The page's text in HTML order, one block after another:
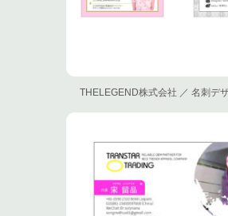
THELEGEND株式会社 ／ 名刺デ